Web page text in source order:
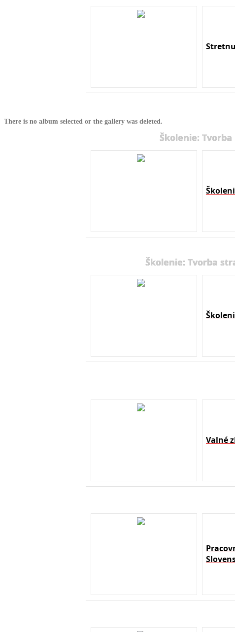
There is no album selected or the gallery was deleted.
Školenie:
Školenie: Tvorba
Valné